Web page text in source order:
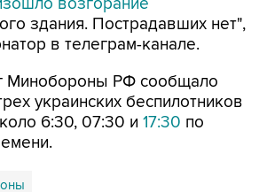
здания. Пострадавших нет",
в телеграм-канале.
Минобороны РФ сообщало
украинских беспилотников
6:30, 07:30 и 17:30 по